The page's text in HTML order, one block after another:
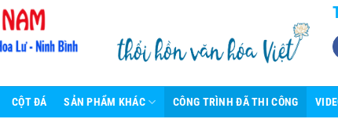
CỘT ĐÁ SẢN PHẨM KHÁC CÔNG TRÌNH ĐÃ THI CÔNG